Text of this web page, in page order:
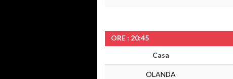
ORE : 20:45
Casa
OLANDA